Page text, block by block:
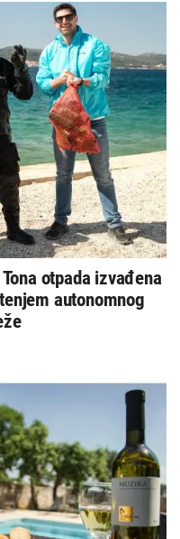
otpada izvađena
autonomnog